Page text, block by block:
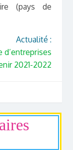
(pays de
Actualité :
d’entreprises
2021-2022